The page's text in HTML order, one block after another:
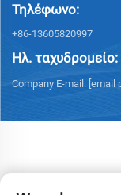
Τηλέφωνο:
+86-13605820997
Ηλ. ταχυδρομείο:
Company E-mail: [email
Πνευματικά